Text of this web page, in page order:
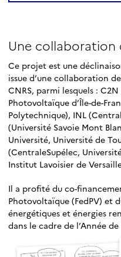
Une collaboration
Ce projet est une
issue d’une collaboration
CNRS, parmi lesquels :
Photovoltaïque d’Île-de-
Polytechnique), INL
(Université Savoie Mont
Université, Université de
(CentraleSupélec,
Institut Lavoisier de
Il a profité du co-
Photovoltaïque (FedPV) et
énergétiques et énergies
dans le cadre de l’Année